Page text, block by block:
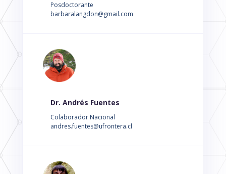
Posdoctorante
barbaralangdon@gmail.com
Dr. Andrés Fuentes
Colaborador Nacional
andres.fuentes@ufrontera.cl